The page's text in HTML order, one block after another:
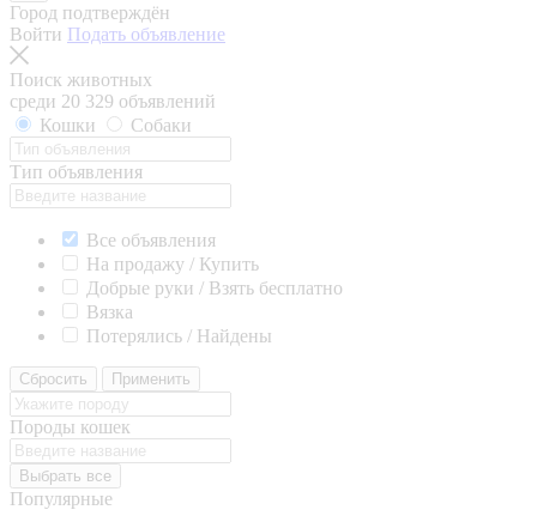
Город подтверждён
Войти Подать объявление
Поиск животных
среди 20 329 объявлений
Кошки
Собаки
Тип объявления
Все объявления
На продажу / Купить
Добрые руки / Взять бесплатно
Вязка
Потерялись / Найдены
Сбросить Применить
Породы кошек
Выбрать все
Популярные